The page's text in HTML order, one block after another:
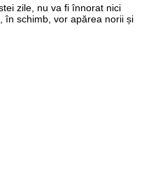
zile, nu va fi înnorat nici
în schimb, vor apărea norii și